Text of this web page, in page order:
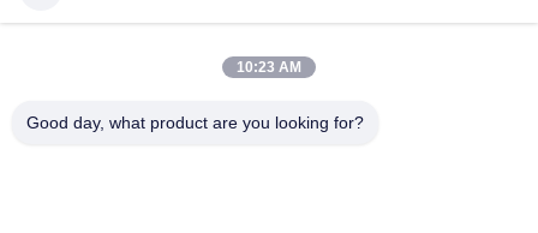
10:23 AM
Good day, what product are you looking for?